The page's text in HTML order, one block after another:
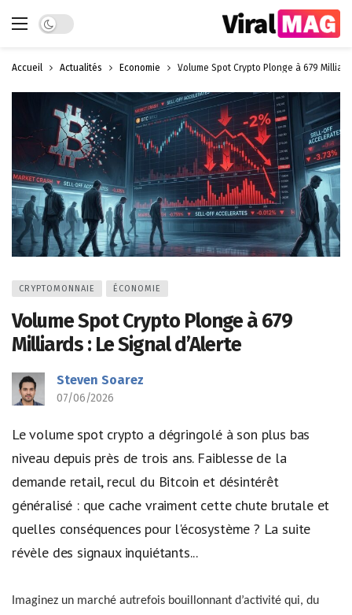
Dark mode
Accueil Actualités Économie Volume Spot Crypto Plonge à 679
CRYPTOMONNAIE ÉCONOMIE
Volume Spot Crypto Plonge à 679
Milliards : Le Signal d’Alerte
Steven Soarez
07/06/2026
Le volume spot crypto a dégringolé à son plus bas
niveau depuis près de trois ans. Faiblesse de la
demande retail, recul du Bitcoin et désintérêt
généralisé : que cache vraiment cette chute brutale et
quelles conséquences pour l'écosystème ? La suite
révèle des signaux inquiétants...
Imaginez un marché autrefois bouillonnant d’activité qui, du